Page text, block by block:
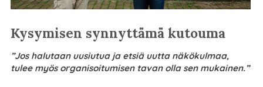
Kysymisen synnyttämä kutouma
”Jos halutaan uusiutua ja etsiä uutta näkökulmaa,
tulee myös organisoitumisen tavan olla sen mukainen.”